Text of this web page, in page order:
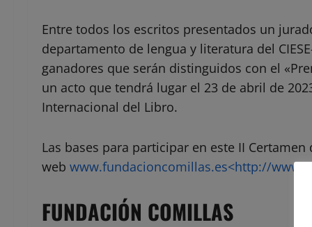
Entre todos los escritos presentados un
departamento de lengua y literatura del
ganadores que serán distinguidos con el
un acto que tendrá lugar el 23 de abril de
Internacional del Libro.
Las bases para participar en este II
web www.fundacioncomillas.es<http://
FUNDACIÓN COMILLAS